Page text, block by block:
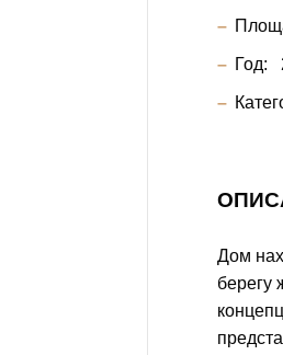
Год:
Дом
берегу